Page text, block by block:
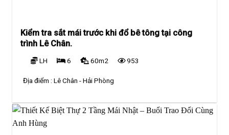
Kiểm tra sắt mái trước khi đổ bê tông tại công
trình Lê Chân.
LH 6 60m2 953
Địa điểm :Lê Chân - Hải Phòng